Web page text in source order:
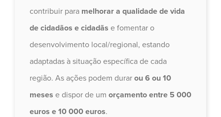
contribuir para melhorar a qualidade de vida
de cidadãos e cidadãs e fomentar o
desenvolvimento local/regional, estando
adaptadas à situação específica de cada
região. As ações podem durar ou 6 ou 10
meses e dispor de um orçamento entre 5 000
euros e 10 000 euros.